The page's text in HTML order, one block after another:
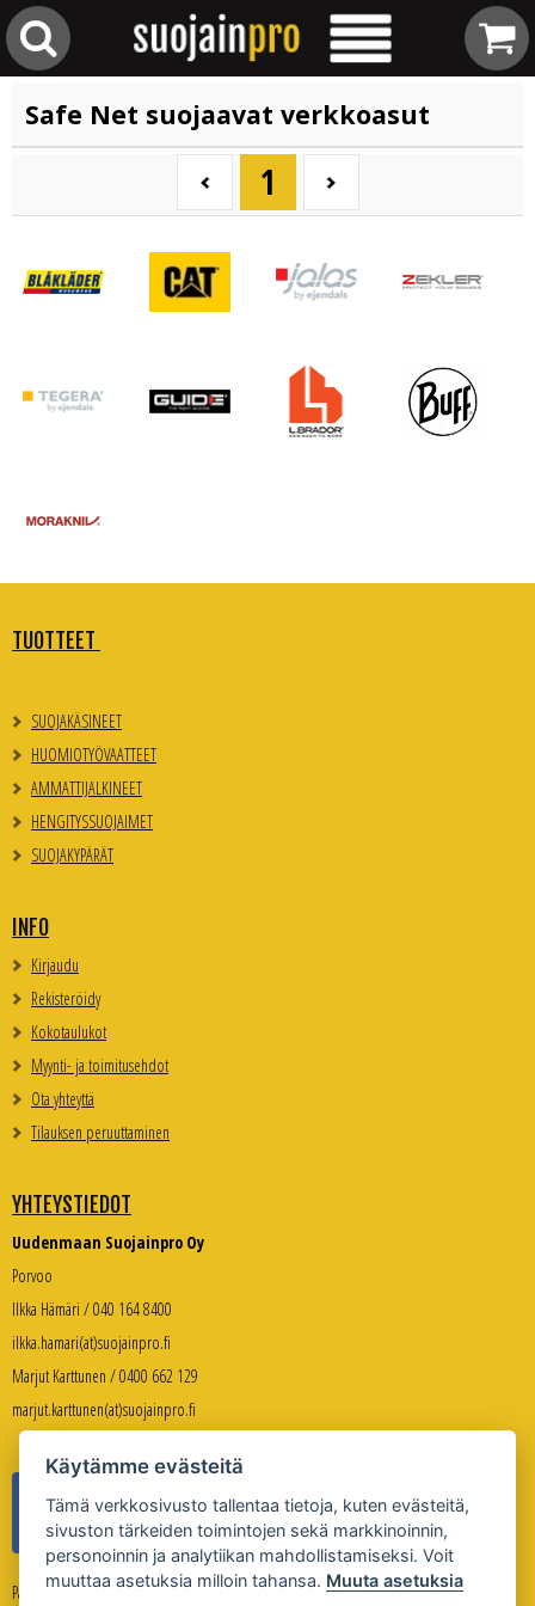
Safe Net suojaavat verkkoasut
1
TUOTTEET
SUOJAKÄSINEET
HUOMIOTYÖVAATTEET
AMMATTIJALKINEET
HENGITYSSUOJAIMET
SUOJAKYPÄRÄT
INFO
Kirjaudu
Rekisteröidy
Kokotaulukot
Myynti- ja toimitusehdot
Ota yhteyttä
Tilauksen peruuttaminen
YHTEYSTIEDOT
Uudenmaan Suojainpro Oy
Porvoo
Ilkka Hämäri / 040 164 8400
ilkka.hamari(at)suojainpro.fi
Marjut Karttunen / 0400 662 129
marjut.karttunen(at)suojainpro.fi
Palveleva verkkokauppa:
Käytämme evästeitä
Tämä verkkosivusto tallentaa tietoja, kuten evästeitä,
sivuston tärkeiden toimintojen sekä markkinoinnin,
personoinnin ja analytiikan mahdollistamiseksi. Voit
muuttaa asetuksia milloin tahansa. Muuta asetuksia